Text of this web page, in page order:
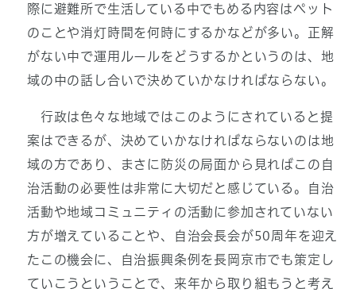
際に避難所で生活している中でもめる内容はペット
のことや消灯時間を何時にするかなどが多い。正解
がない中で運用ルールをどうするかというのは、地
域の中の話し合いで決めていかなければならない。
行政は色々な地域ではこのようにされていると提
案はできるが、決めていかなければならないのは地
域の方であり、まさに防災の局面から見ればこの自
治活動の必要性は非常に大切だと感じている。自治
活動や地域コミュニティの活動に参加されていない
方が増えていることや、自治会長会が50周年を迎え
たこの機会に、自治振興条例を長岡京市でも策定し
ていこうということで、来年から取り組もうと考え